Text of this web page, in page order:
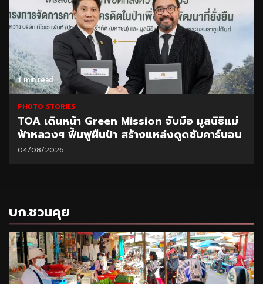
1 min read
PHOTO STORIES
TOA เดินหน้า Green Mission จับมือ มูลนิธิแม่
ฟ้าหลวงฯ ฟื้นฟูผืนป่า สร้างแหล่งดูดซับคาร์บอน
04/08/2026
บก.ชวนคุย